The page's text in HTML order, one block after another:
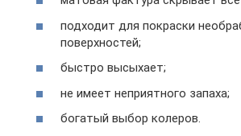
подходит для покраски
поверхностей;
быстро высыхает;
не имеет неприятного запаха;
богатый выбор колеров.